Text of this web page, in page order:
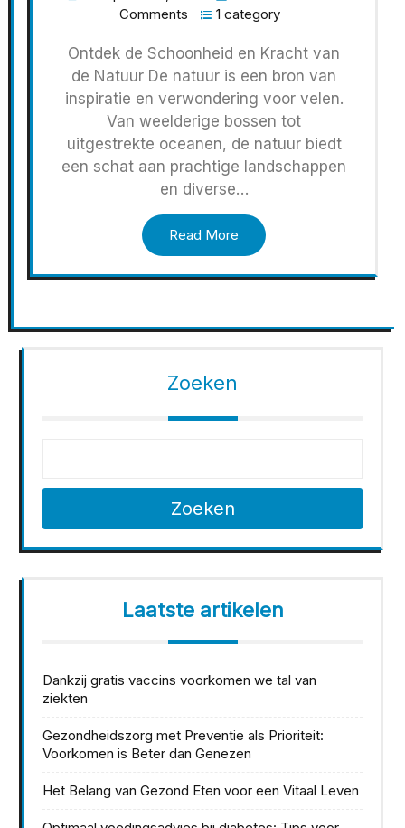
Comments
1 category
Ontdek de Schoonheid en Kracht van
de Natuur De natuur is een bron van
inspiratie en verwondering voor velen.
Van weelderige bossen tot
uitgestrekte oceanen, de natuur biedt
een schat aan prachtige landschappen
en diverse…
Read More
Zoeken
Zoeken
Laatste artikelen
Dankzij gratis vaccins voorkomen we tal van
ziekten
Gezondheidszorg met Preventie als Prioriteit:
Voorkomen is Beter dan Genezen
Het Belang van Gezond Eten voor een Vitaal Leven